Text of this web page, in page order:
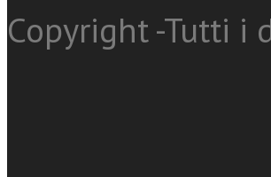
Copyright -Tutti i